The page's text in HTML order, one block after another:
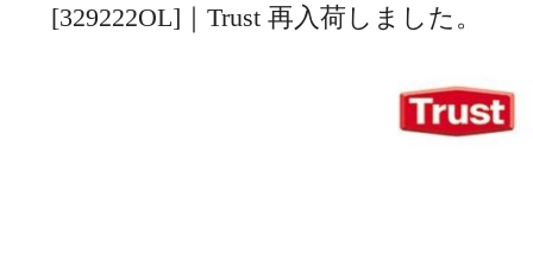
[329222OL]｜Trust 再入荷しました。